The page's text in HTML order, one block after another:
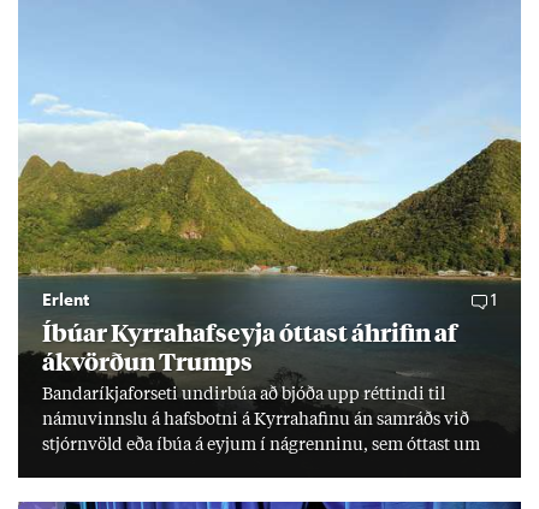
Erlent 1
Íbú­ar Kyrra­hafs­eyja ótt­ast áhrif­in af
ákvörð­un Trumps
Banda­ríkja­for­seti und­ir­búa að bjóða upp rétt­indi til
námu­vinnslu á hafs­botni á Kyrra­haf­inu án sam­ráðs við
stjórn­völd eða íbúa á eyj­um í ná­grenn­inu, sem ótt­ast um